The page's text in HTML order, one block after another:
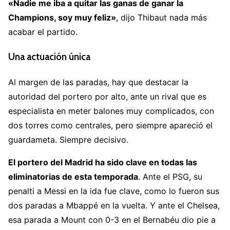
«Nadie me iba a quitar las ganas de ganar la
Champions, soy muy feliz», dijo Thibaut nada más
acabar el partido.
Una actuación única
Al margen de las paradas, hay que destacar la
autoridad del portero por alto, ante un rival que es
especialista en meter balones muy complicados, con
dos torres como centrales, pero siempre apareció el
guardameta. Siempre decisivo.
El portero del Madrid ha sido clave en todas las
eliminatorias de esta temporada. Ante el PSG, su
penalti a Messi en la ida fue clave, como lo fueron sus
dos paradas a Mbappé en la vuelta. Y ante el Chelsea,
esa parada a Mount con 0-3 en el Bernabéu dio pie a